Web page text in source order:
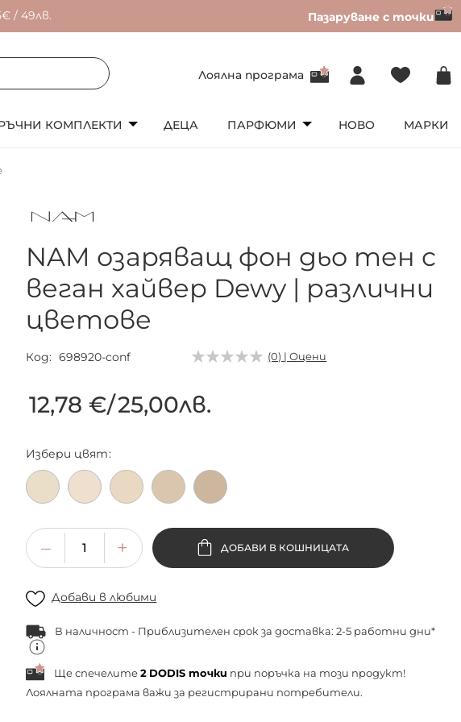
/ 49лв. Пазаруване с точки
Лоялна програма
КОМПЛЕКТИ ДЕЦА ПАРФЮМИ НОВО МАРКИ
NAM озаряващ фон дьо тен с
веган хайвер Dewy | различни
цветове
Код 698920-conf (0) | Оцени
12,78 €/25,00лв.
Избери цвят
ДОБАВИ В КОШНИЦАТА
Добави в любими
В наличност - Приблизителен срок за доставка: 2-5 работни дни*
Ще спечелите 2 DODIS точки при поръчка на този продукт!
Лоялната програма важи за регистрирани потребители.